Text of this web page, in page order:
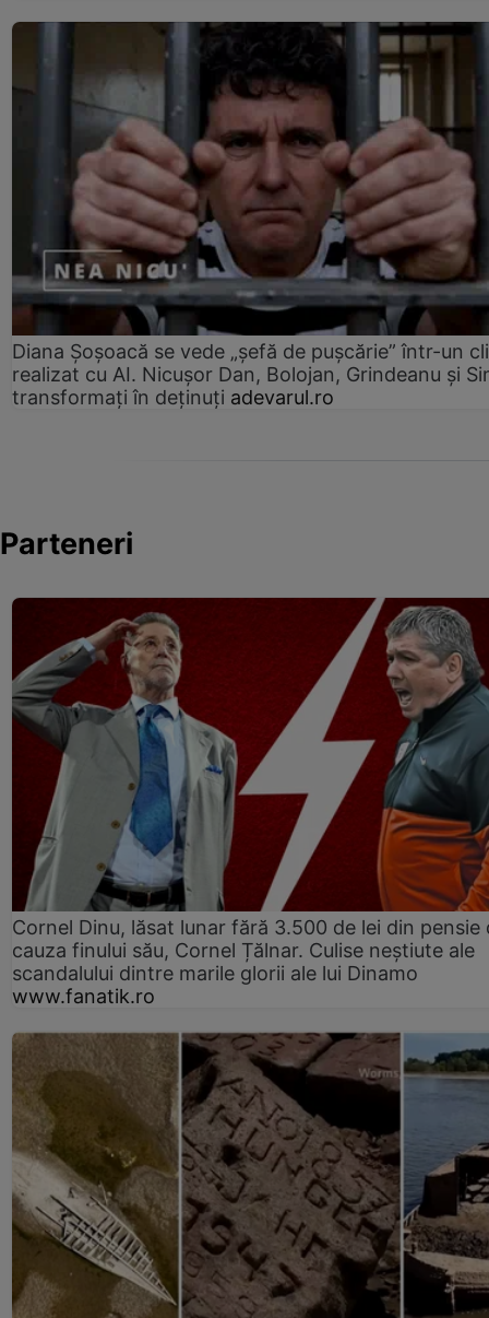
Diana Șoșoacă se vede „șefă de pușcărie” într-un
realizat cu AI. Nicușor Dan, Bolojan, Grindeanu și
transformați în deținuți adevarul.ro
Parteneri
Cornel Dinu, lăsat lunar fără 3.500 de lei din pensie
cauza finului său, Cornel Țălnar. Culise neștiute ale
scandalului dintre marile glorii ale lui Dinamo
www.fanatik.ro